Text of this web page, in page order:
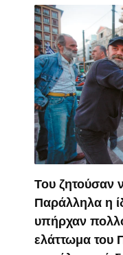
Του ζητούσαν
Παράλληλα η
υπήρχαν
ελάττωμα του